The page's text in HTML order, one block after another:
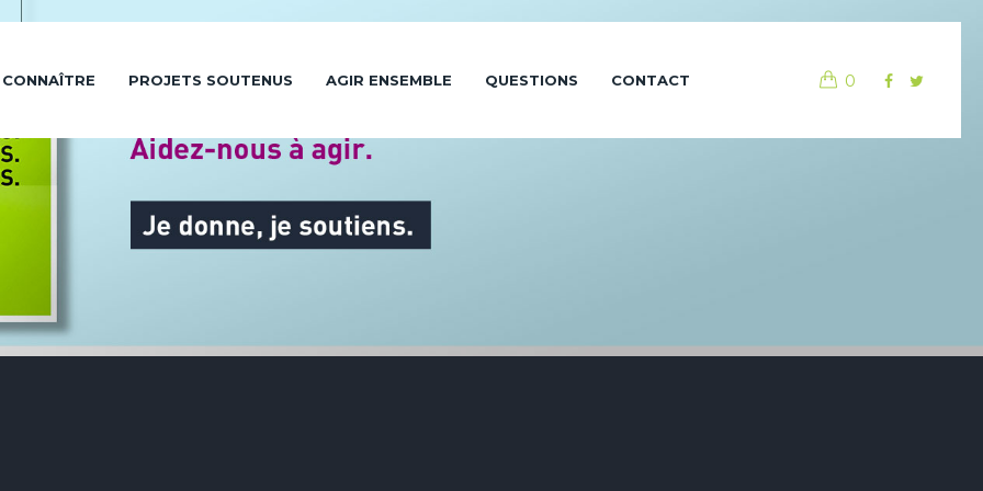
0
PROJETS SOUTENUS AGIR ENSEMBLE QUESTIONS CONTACT